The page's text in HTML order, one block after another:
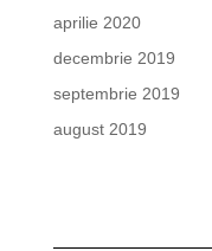
aprilie 2020
decembrie 2019
septembrie 2019
august 2019